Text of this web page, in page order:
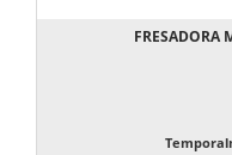
FRESADORA